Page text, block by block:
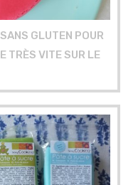
GLUTEN POUR
TRÈS VITE SUR LE